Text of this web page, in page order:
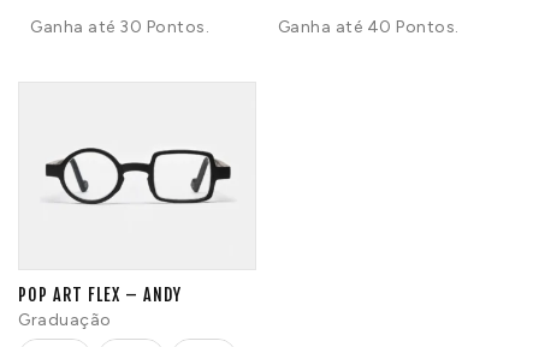
Ganha até 30 Pontos. Ganha até 40 Pontos.
POP ART FLEX – ANDY
Graduação